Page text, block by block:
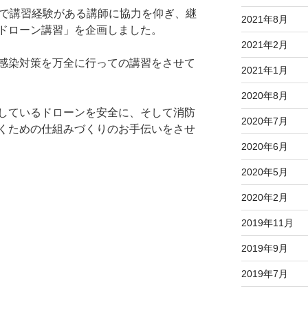
講習経験がある講師に協力を仰ぎ、継
ーン講習」を企画しました。
染対策を万全に行っての講習をさせて
ているドローンを安全に、そして消防
ための仕組みづくりのお手伝いをさせ
2021年8月
2021年2月
2021年1月
2020年8月
2020年7月
2020年6月
2020年5月
2020年2月
2019年11月
2019年9月
2019年7月